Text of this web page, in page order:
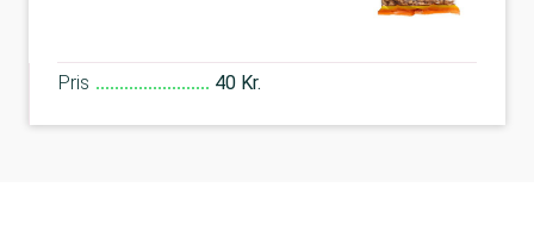
Pris 40 Kr.